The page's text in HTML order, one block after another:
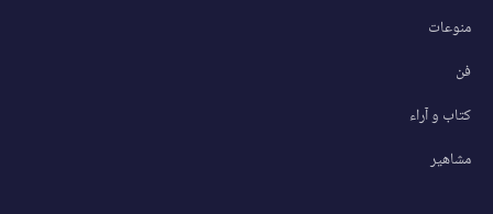
منوعات
فن
كتاب و آراء
مشاهير